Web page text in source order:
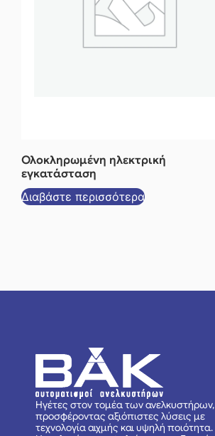
Ολοκληρωμένη ηλεκτρική
εγκατάσταση
Διαβάστε περισσότερα
Ηγέτες στον τομέα των ανελκυστήρων,
προσφέροντας αξιόπιστες λύσεις με
τεχνολογία αιχμής και υψηλή ποιότητα.